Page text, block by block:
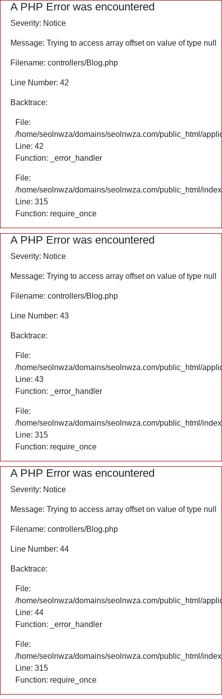
A PHP Error was encountered
Severity: Notice
Message: Trying to access array offset on value of type null
Filename: controllers/Blog.php
Line Number: 42
Backtrace:
File:
/home/seolnwza/domains/seolnwza.com/public_html/
Line: 42
Function: _error_handler
File:
/home/seolnwza/domains/seolnwza.com/public_html/
Line: 315
Function: require_once
A PHP Error was encountered
Severity: Notice
Message: Trying to access array offset on value of type null
Filename: controllers/Blog.php
Line Number: 43
Backtrace:
File:
/home/seolnwza/domains/seolnwza.com/public_html/
Line: 43
Function: _error_handler
File:
/home/seolnwza/domains/seolnwza.com/public_html/
Line: 315
Function: require_once
A PHP Error was encountered
Severity: Notice
Message: Trying to access array offset on value of type null
Filename: controllers/Blog.php
Line Number: 44
Backtrace:
File:
/home/seolnwza/domains/seolnwza.com/public_html/
Line: 44
Function: _error_handler
File:
/home/seolnwza/domains/seolnwza.com/public_html/
Line: 315
Function: require_once